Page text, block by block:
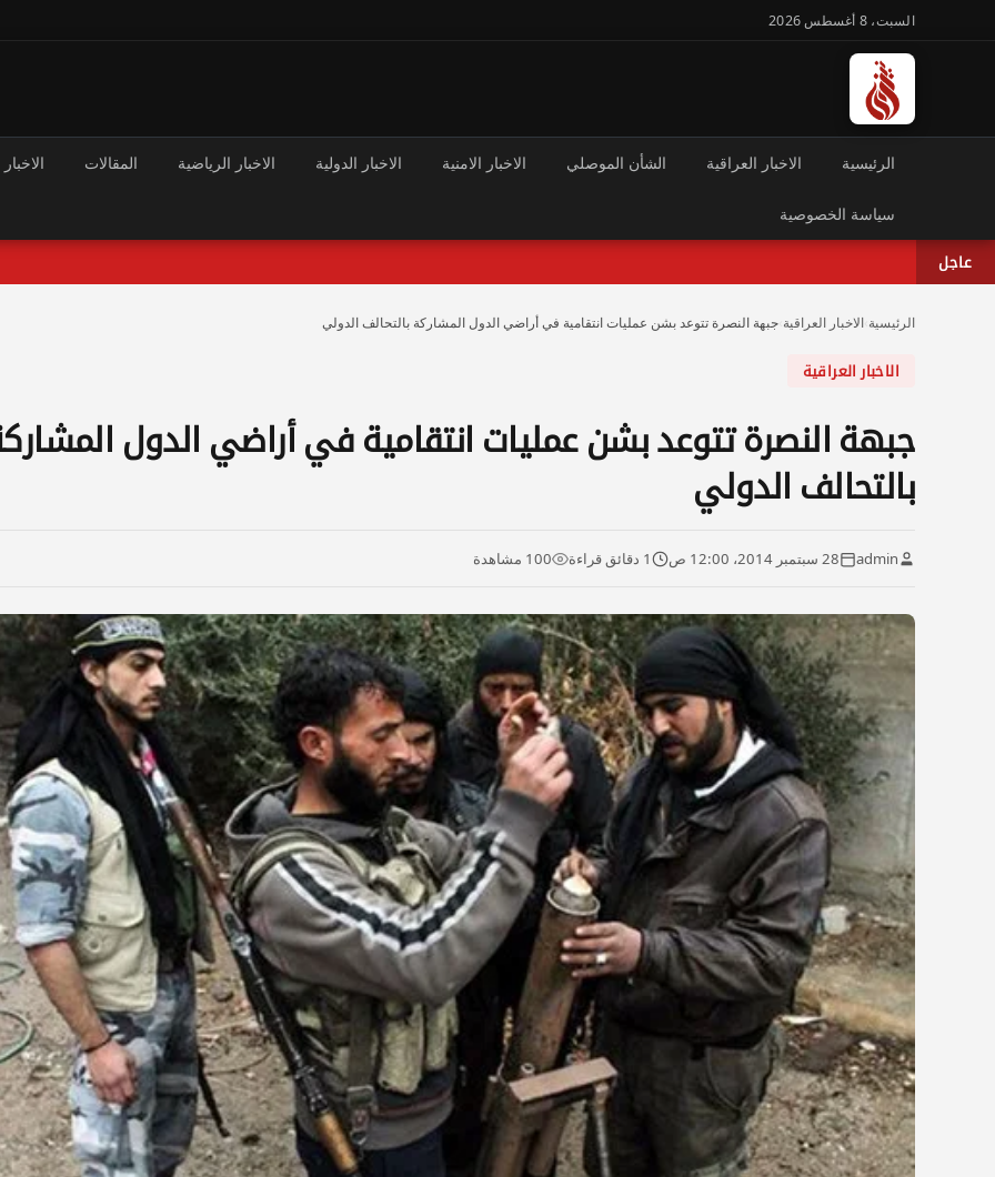
السبت، 8 أغسطس 2026
الرئيسية الاخبار العراقية الشأن الموصلي الاخبار الامنية الاخبار الدولية الاخبار الرياضية المقالات
سياسة الخصوصية
عاجل
الرئيسية الاخبار العراقية جبهة النصرة تتوعد بشن عمليات انتقامية في أراضي الدول المشاركة بالتحالف الدولي
الاخبار العراقية
جبهة النصرة تتوعد بشن عمليات انتقامية في أراضي الدول
بالتحالف الدولي
admin 28 سبتمبر 2014، 12:00 ص 1 دقائق قراءة 100 مشاهدة